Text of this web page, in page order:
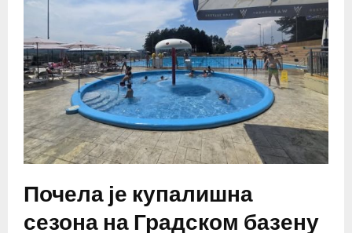
Почела је купалишна
сезона на Градском базену